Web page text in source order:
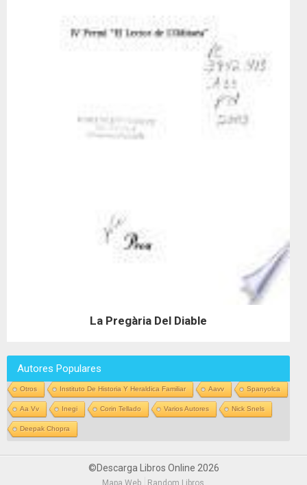
La Pregària Del Diable
Autores Populares
Otros Instituto De Historia Y Heraldica Familiar Aavv Spanyolca
Aa Vv Inegi Corin Tellado Varios Autores Nick Snels
Deepak Chopra
©Descarga Libros Online 2026
Mapa Web Random Libros